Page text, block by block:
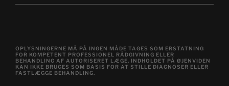
OPLYSNINGERNE MÅ PÅ INGEN MÅDE TAGES SOM ERSTATNING
FOR KOMPETENT PROFESSIONEL RÅDGIVNING ELLER
BEHANDLING AF AUTORISERET LÆGE. INDHOLDET PÅ ØJENVIDEN
KAN IKKE BRUGES SOM BASIS FOR AT STILLE DIAGNOSER ELLER
FASTLÆGGE BEHANDLING.